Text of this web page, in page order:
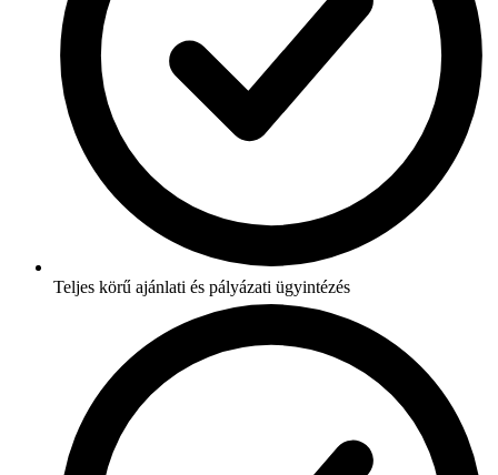
Teljes körű ajánlati és pályázati ügyintézés